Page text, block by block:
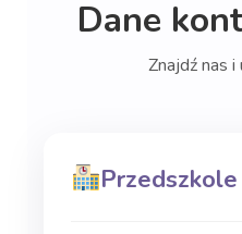
Dane
Znajdź nas
Przedszkole